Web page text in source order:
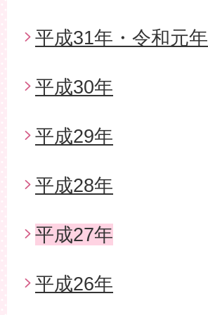
平成31年・令和元年
平成30年
平成29年
平成28年
平成27年
平成26年